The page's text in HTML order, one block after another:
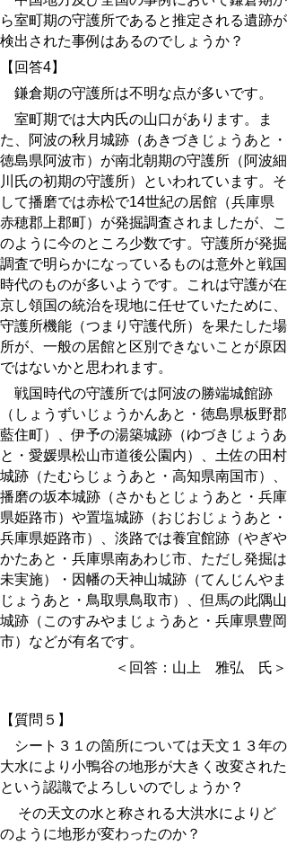
ら室町期の守護所であると推定される遺跡が
検出された事例はあるのでしょうか？
【回答4】
鎌倉期の守護所は不明な点が多いです。
室町期では大内氏の山口があります。ま
た、阿波の秋月 城跡 （あきづきじょう あと ・
徳島県阿波市）が南北朝期の守護所（阿波細
川氏の初期の守護所）といわれています。そ
して播磨では赤松で14世紀の居館（兵庫県
赤穂郡上郡町
）が発掘調査されましたが、こ
のように今のところ少数です。守護所が発掘
調査で明らかになっているものは意外と戦国
時代のものが多いようです。これは守護が在
京し領国の統治を現地に任せていたために、
守護所機能（つまり守護代所）を果たした場
所が、一般の居館と区別できないことが原因
ではないかと思われます。
戦国時代の守護所では阿波の勝端城館跡
（しょうずい じょうかんあと ・徳島県板野郡
藍住町）、伊予の湯築城跡 （ゆづき じょうあ
と ・愛媛県松山市道後公園内）、土佐の田村
城跡 （たむらじょうあと ・ 高知県南国市）、
播磨の坂本城跡 （ さかもとじょうあと・兵庫
県姫路市）や置塩城跡 （おじお じょうあと・
兵庫県姫路市）、淡路では養宜館跡 （やぎや
かたあと・兵庫県南あわじ市、ただし発掘は
未実施）・因幡の天神山城跡 （てんじんやま
じょうあと・鳥取県鳥取市）、但馬の此隅山
城跡 （ このすみやまじょうあと・兵庫県豊岡
市）などが有名です。
＜回答：山上 雅弘 氏＞
【質問５】
シート３１の箇所については天文１３年の
大水により小鴨谷の地形が大きく改変された
という認識でよろしいのでしょうか？
その天文の水と称される大洪水によりど
のように地形が変わったのか？